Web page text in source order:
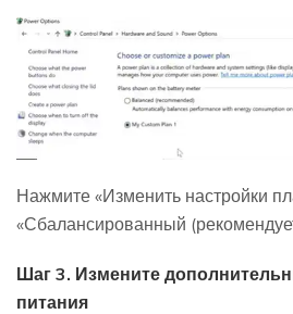
Нажмите «Изменить настройки
«Сбалансированный
Шаг 3. Измените
питания